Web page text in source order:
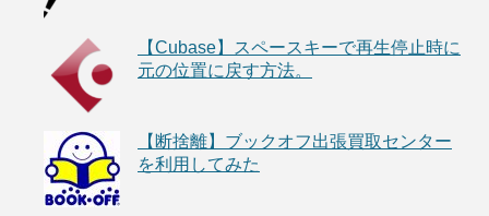
【Cubase】スペースキーで再生停止時に
元の位置に戻す方法。
【断捨離】ブックオフ出張買取センター
を利用してみた